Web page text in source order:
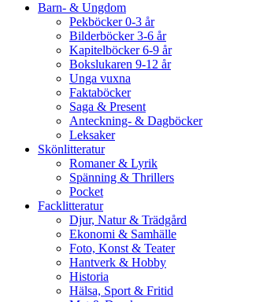
Barn- & Ungdom
Pekböcker 0-3 år
Bilderböcker 3-6 år
Kapitelböcker 6-9 år
Bokslukaren 9-12 år
Unga vuxna
Faktaböcker
Saga & Present
Anteckning- & Dagböcker
Leksaker
Skönlitteratur
Romaner & Lyrik
Spänning & Thrillers
Pocket
Facklitteratur
Djur, Natur & Trädgård
Ekonomi & Samhälle
Foto, Konst & Teater
Hantverk & Hobby
Historia
Hälsa, Sport & Fritid